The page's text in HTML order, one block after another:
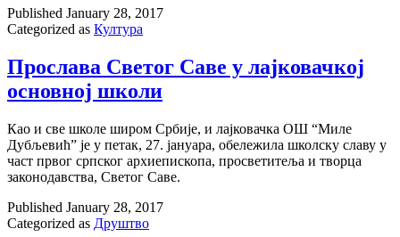
Published January 28, 2017
Categorized as Култура
Прослава Светог Саве у лајковачкој
основној школи
Као и све школе широм Србије, и лајковачка ОШ “Миле
Дубљевић” је у петак, 27. јануара, обележила школску славу у
част првог српског архиепископа, просветитеља и творца
законодавства, Светог Саве.
Published January 28, 2017
Categorized as Друштво